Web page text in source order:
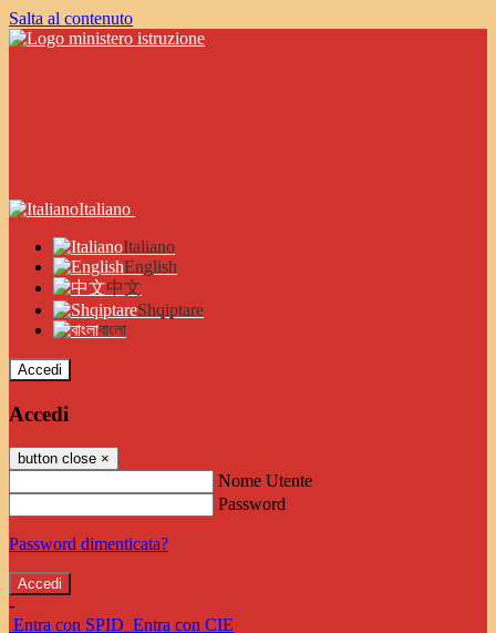
Salta al contenuto
Italiano
Italiano
English
中文
Shqiptare
বাংলা
Accedi
Accedi
button close ×
Nome Utente
Password
Password dimenticata?
-
Entra con SPID Entra con CIE